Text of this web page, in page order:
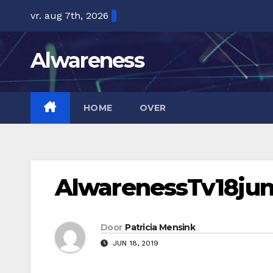
inhoud
vr. aug 7th, 2026
Alwareness
HOME OVER
Door Patricia Mensink
JUN 18, 2019